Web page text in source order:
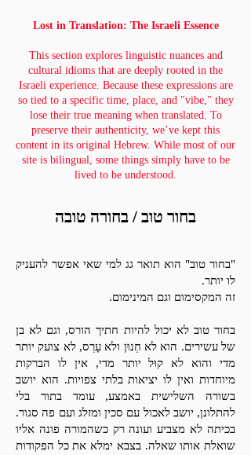
Lost in Translation: The Israeli Essence
This section explores linguistic nuances and
cultural idioms that are deeply rooted in the
Israeli experience. Because these expressions are
so tied to a specific time, place, and "vibe," they
lose their true meaning when translated. To
preserve their authenticity, we’ve kept this
content in its original Hebrew. While most of our
site is bilingual, some things simply have to be
lived to be understood.
בחור טוב / בחורה טובה
"בחור טוב" הוא תואר גג למי שאי אפשר להעניק
לו יותר.
זה המקסימום וגם המינימום.
בחור טוב לא יכול להיות חתיך הורס, וגם לא בן
של עשירים. הוא לא חְנוּן ולא עָרְס, לא צועק יותר
מדי והוא לא קוּל יותר מדי, אין לו הברקות
מיוחדות ואין לו יציאות בלתי צפויות. הוא יושב
בשורה השלישית באמצע, עומד בתור בלי
להתלונן, יושב לאכול עם סכין ומזלג ועם פה סגור.
בכיתה לא מצביע ועונה רק כשהמורה פונה אליו
שואלת אותו שאלה. בצבא ימלא את כל הפקודות